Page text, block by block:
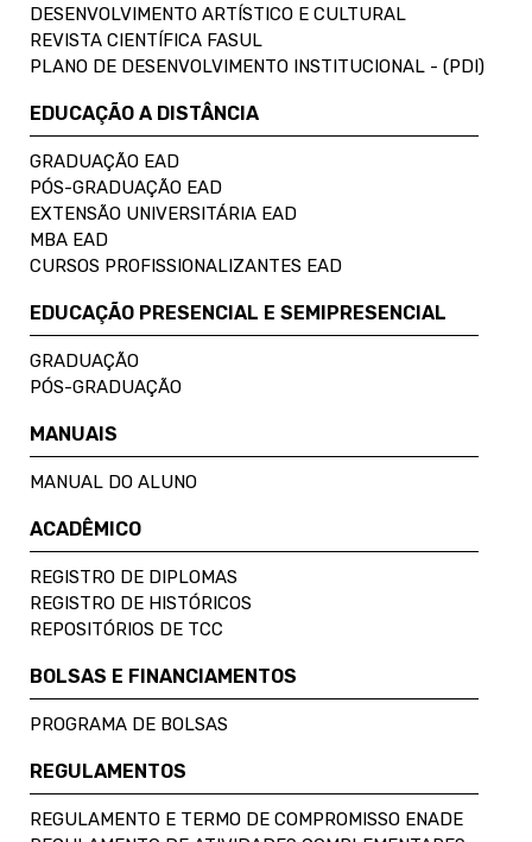
DESENVOLVIMENTO ARTÍSTICO E CULTURAL
REVISTA CIENTÍFICA FASUL
PLANO DE DESENVOLVIMENTO INSTITUCIONAL - (PDI)
EDUCAÇÃO A DISTÂNCIA
GRADUAÇÃO EAD
PÓS-GRADUAÇÃO EAD
EXTENSÃO UNIVERSITÁRIA EAD
MBA EAD
CURSOS PROFISSIONALIZANTES EAD
EDUCAÇÃO PRESENCIAL E SEMIPRESENCIAL
GRADUAÇÃO
PÓS-GRADUAÇÃO
MANUAIS
MANUAL DO ALUNO
ACADÊMICO
REGISTRO DE DIPLOMAS
REGISTRO DE HISTÓRICOS
REPOSITÓRIOS DE TCC
BOLSAS E FINANCIAMENTOS
PROGRAMA DE BOLSAS
REGULAMENTOS
REGULAMENTO E TERMO DE COMPROMISSO ENADE